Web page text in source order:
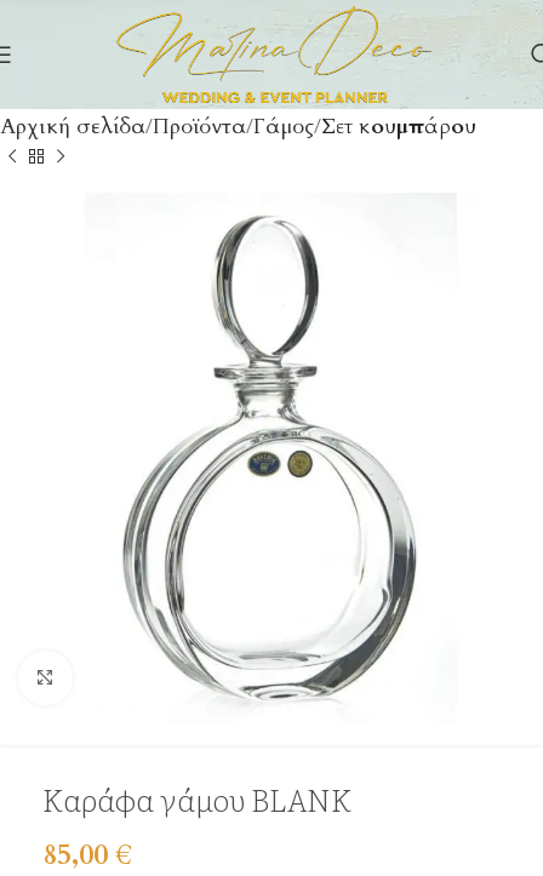
Αρχική σελίδα Προϊόντα Γάμος Σετ κουμπάρου
Click to enlarge
Καράφα γάμου BLANK
85,00€